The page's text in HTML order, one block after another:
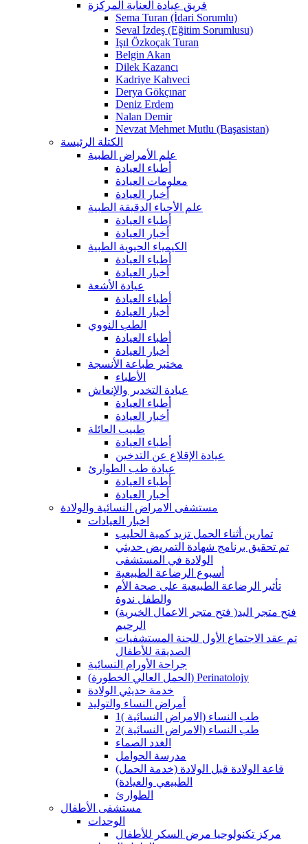
فريق عيادة العناية المركزة
Sema Turan (İdari Sorumlu)
Seval İzdeş (Eğitim Sorumlusu)
Işıl Özkoçak Turan
Belgin Akan
Dilek Kazancı
Kadriye Kahveci
Derya Gökçınar
Deniz Erdem
Nalan Demir
Nevzat Mehmet Mutlu (Başasistan)
الكتلة الرئيسة
علم الأمراض الطبية
أطباء العيادة
معلومات العيادة
أخبار العيادة
علم الأحياء الدقيقة الطبية
أطباء العيادة
أخبار العيادة
الكيمياء الحيوية الطبية
أطباء العيادة
أخبار العيادة
عيادة الأشعة
أطباء العيادة
أخبار العيادة
الطب النووي
أطباء العيادة
أخبار العيادة
مختبر طباعة الأنسجة
الأطباء
عيادة التخدير والإنعاش
أطباء العيادة
أخبار العيادة
طبيب العائلة
أطباء العيادة
عيادة الإقلاع عن التدخين
عيادة طب الطوارئ
أطباء العيادة
أخبار العيادة
مستشفى الامراض النسائية والولادة
اخبار العيادات
تمارين أثناء الحمل تزيد كمية الحليب
تم تحقيق برنامج شهادة التمريض حديثي
الولادة في المستشفى
أسبوع الرضاعة الطبيعية
تأثير الرضاعة الطبيعية على صحة الأم
والطفل ندوة
(فتح متجر الاعمال الخيرية )فتح متجر اليد
الرحيم
تم عقد الاجتماع الأول للجنة المستشفيات
الصديقة للأطفال
جراحة الأورام النسائية
(الحمل العالي الخطورة) Perinatolojy
خدمة حديثي الولادة
أمراض النساء والتوليد
طب النساء (الامراض النسائية )1
طب النساء (الامراض النسائية )2
الغدد الصماء
مدرسة الحوامل
(قاعة الولادة قبل الولادة (خدمة الحمل
الطبيعي والعيادة)
الطوارئ
مستشفى الأطفال
الوحدات
مركز تكنولوجيا مرض السكر للأطفال